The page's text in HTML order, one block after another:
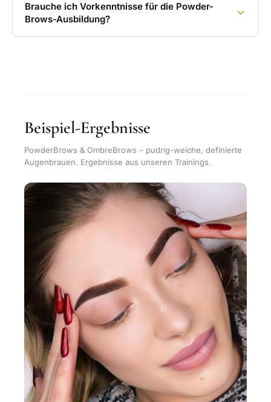
Brauche ich Vorkenntnisse für die Powder-
Brows-Ausbildung?
Beispiel-Ergebnisse
PowderBrows & OmbreBrows – pudrig-weiche, definierte
Augenbrauen. Ergebnisse aus unseren Trainings.